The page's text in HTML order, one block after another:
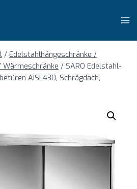
/ Edelstahlhängeschränke /
Wärmeschränke / SARO Edelstahl-
AISI 430, Schrägdach,